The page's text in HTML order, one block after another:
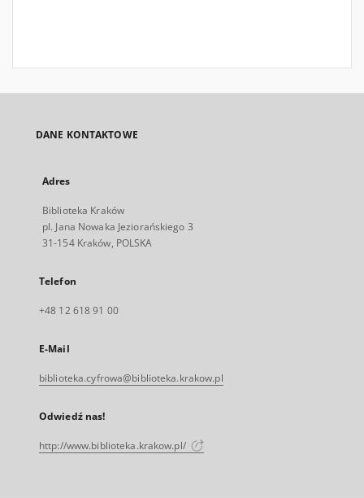
DANE KONTAKTOWE
Adres
Biblioteka Kraków
pl. Jana Nowaka Jeziorańskiego 3
31-154 Kraków, POLSKA
Telefon
+48 12 618 91 00
E-Mail
biblioteka.cyfrowa@biblioteka.krakow.pl
Odwiedź nas!
http://www.biblioteka.krakow.pl/